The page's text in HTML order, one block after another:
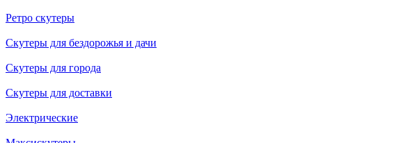
Ретро скутеры
Скутеры для бездорожья и дачи
Скутеры для города
Скутеры для доставки
Электрические